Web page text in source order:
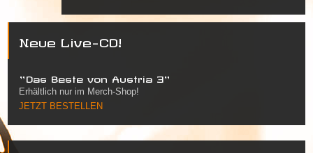
Neue Live-CD!
"Das Beste von Austria 3"
Erhältlich nur im Merch-Shop!
JETZT BESTELLEN